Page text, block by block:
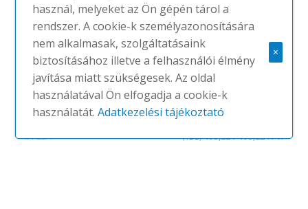
Atreo kör asztal
#ALEA (1DB)195,224-195,224 FT.
használ, melyeket az Ön gépén tárol a
rendszer. A cookie-k személyazonosítására
nem alkalmasak, szolgáltatásaink
biztosításához illetve a felhasználói élmény
javítása miatt szükségesek. Az oldal
használatával Ön elfogadja a cookie-k
használatát.Adatkezelési tájékoztató
×